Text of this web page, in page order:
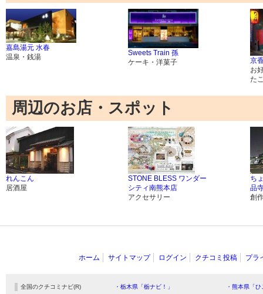
嘉島湯元 水春
温泉・銭湯
Sweets Train 孫
ケーキ・洋菓子
京
お
た
周辺のお店・スポット
れんこん
居酒屋
STONE BLESS ワンダー
シティ南熊本店
アクセサリー
ち
品
創
ホーム サイトマップ ログイン クチコミ投稿 プラ
全国のクチコミナビ(R) ・栃木県「栃ナビ！」
・熊本県「